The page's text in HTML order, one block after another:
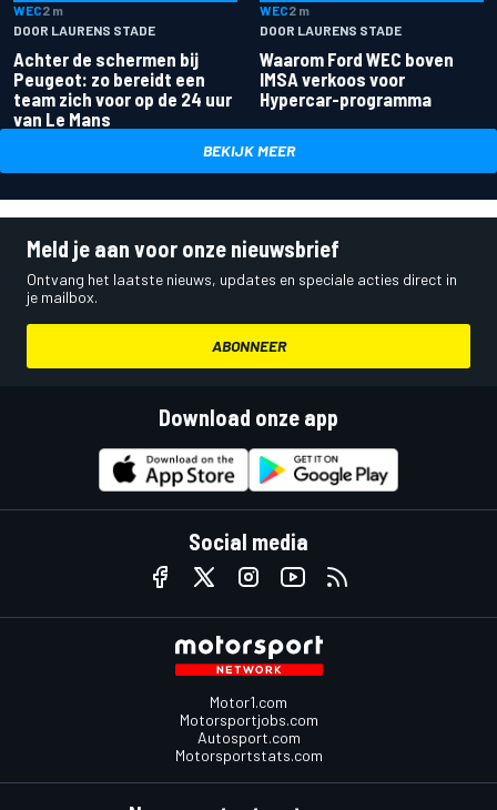
WEC2 m
DOOR LAURENS STADE
Achter de schermen bij
Peugeot: zo bereidt een
team zich voor op de 24 uur
van Le Mans
WEC2 m
DOOR LAURENS STADE
Waarom Ford WEC boven
IMSA verkoos voor
Hypercar-programma
BEKIJK MEER
Meld je aan voor onze nieuwsbrief
Ontvang het laatste nieuws, updates en speciale acties direct in
je mailbox.
ABONNEER
Download onze app
Social media
Motor1.com
Motorsportjobs.com
Autosport.com
Motorsportstats.com